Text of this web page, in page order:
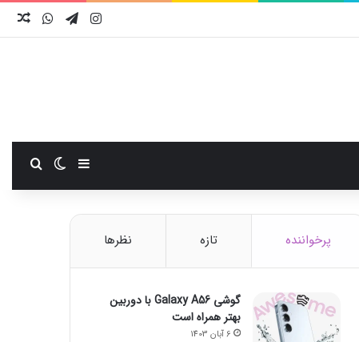
اینستاگرام
تلگرام واتس
سایدبارتغییر
پرخواننده تازه نظرها
گوشی Galaxy A56 با دوربین
بهتر همراه است
6 آبان 1403